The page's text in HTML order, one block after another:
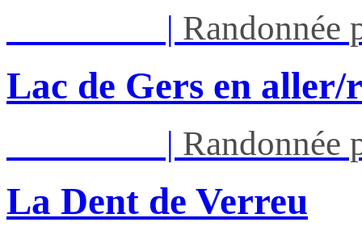
| Randonnée
Lac de Gers en
| Randonnée
La Dent de Verreu